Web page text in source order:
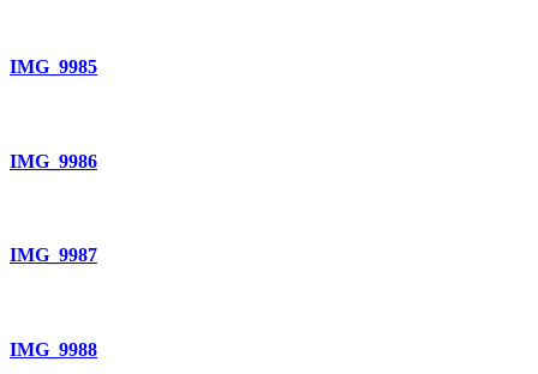
IMG_9985
IMG_9986
IMG_9987
IMG_9988